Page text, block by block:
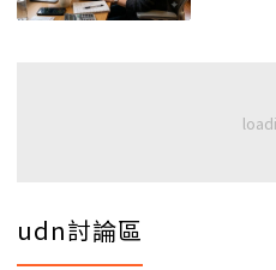
udn討論區